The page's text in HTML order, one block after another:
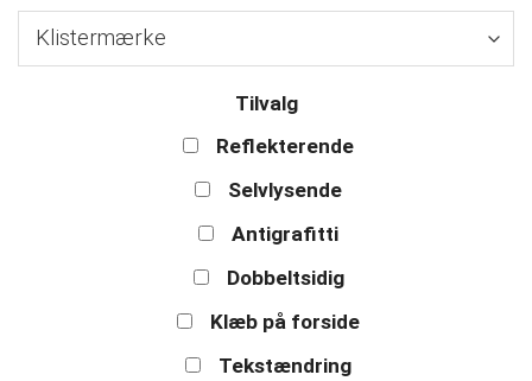
Tilvalg
Reflekterende
Selvlysende
Antigrafitti
Dobbeltsidig
Klæb på forside
Tekstændring